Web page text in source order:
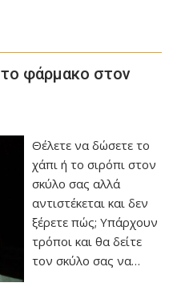
φάρμακο στον
Θέλετε να δώσετε το
χάπι ή το σιρόπι στον
σκύλο σας αλλά
αντιστέκεται και δεν
ξέρετε πώς; Υπάρχουν
τρόποι και θα δείτε
τον σκύλο σας να…